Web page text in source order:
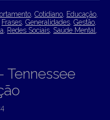
Cotidiano Educação
Frases Generalidades Gestão
Redes Sociais Saúde Mental
Tennessee